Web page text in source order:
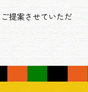
提案させていただ